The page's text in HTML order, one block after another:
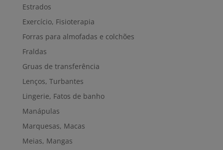
Estrados
Exercício, Fisioterapia
Forras para almofadas e colchões
Fraldas
Gruas de transferência
Lenços, Turbantes
Lingerie, Fatos de banho
Manápulas
Marquesas, Macas
Meias, Mangas